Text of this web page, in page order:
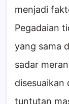
menjadi
Pegadaian
yang sama
sadar
disesuaikan
tuntutan